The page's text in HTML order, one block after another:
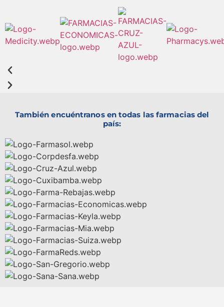
También encuéntranos en todas las farmacias del
país: